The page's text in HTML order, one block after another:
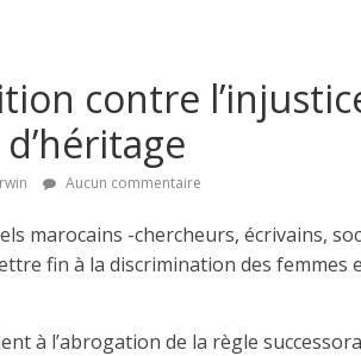
contre
Aucun commentaire
marocains -chercheurs, écrivains,
fin à la discrimination des femmes
à l’abrogation de la règle